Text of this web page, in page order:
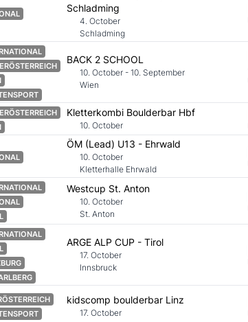
Schladming
4. October
Schladming
BACK 2 SCHOOL
10. October - 10. September
Wien
Kletterkombi Boulderbar Hbf
10. October
ÖM (Lead) U13 - Ehrwald
10. October
Kletterhalle Ehrwald
Westcup St. Anton
10. October
St. Anton
ARGE ALP CUP - Tirol
17. October
Innsbruck
kidscomp boulderbar Linz
17. October